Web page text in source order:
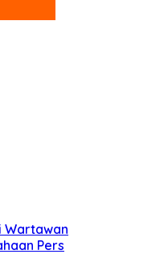
Wartawan
Pers